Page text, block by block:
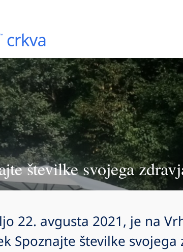
številke svojega
22. avgusta 2021, je na
Spoznajte številke svojega